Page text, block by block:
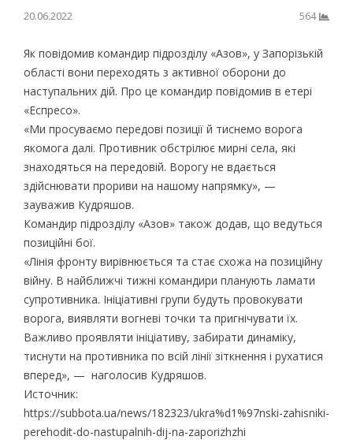
20.06.2022 564
Як повідомив командир підрозділу «Азов», у Запорізькій
області вони переходять з активної оборони до
наступальних дій. Про це командир повідомив в етері
«Еспресо».
«Ми просуваємо передові позиції й тиснемо ворога
якомога далі. Противник обстрілює мирні села, які
знаходяться на передовій. Ворогу не вдається
здійснювати прориви на нашому напрямку», —
зауважив Кудряшов.
Командир підрозділу «Азов» також додав, що ведуться
позиційні бої.
«Лінія фронту вирівнюється та стає схожа на позиційну
війну. В найближчі тижні командири планують ламати
супротивника. Ініціативні групи будуть провокувати
ворога, виявляти вогневі точки та пригнічувати їх.
Важливо проявляти ініціативу, забирати динаміку,
тиснути на противника по всій лінії зіткнення і рухатися
вперед», — наголосив Кудряшов.
Источник:
https://subbota.ua/news/182323/ukra%d1%97nski-zahisniki-
perehodit-do-nastupalnih-dij-na-zaporizhzhi